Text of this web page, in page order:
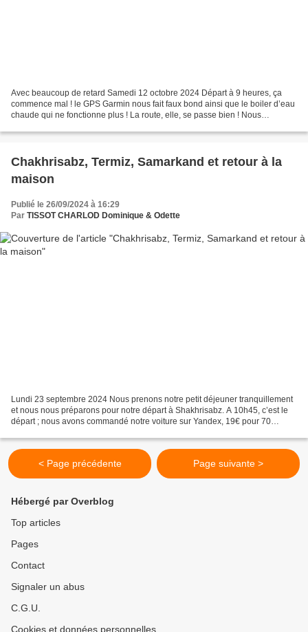
Avec beaucoup de retard Samedi 12 octobre 2024 Départ à 9 heures, ça
commence mal ! le GPS Garmin nous fait faux bond ainsi que le boiler d’eau
chaude qui ne fonctionne plus ! La route, elle, se passe bien ! Nous
Chakhrisabz, Termiz, Samarkand et retour à la
maison
Publié le 26/09/2024 à 16:29
Par TISSOT CHARLOD Dominique & Odette
Lundi 23 septembre 2024 Nous prenons notre petit déjeuner tranquillement
et nous nous préparons pour notre départ à Shakhrisabz. A 10h45, c’est le
départ ; nous avons commandé notre voiture sur Yandex, 19€ pour 70
< Page précédente Page suivante >
Hébergé par Overblog
Top articles
Pages
Contact
Signaler un abus
C.G.U.
Cookies et données personnelles